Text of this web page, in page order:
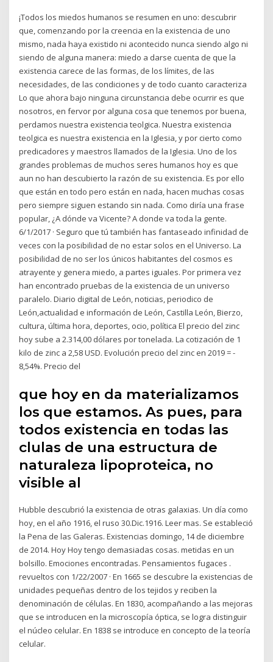
¡Todos los miedos humanos se resumen en uno: descubrir
que, comenzando por la creencia en la existencia de uno
mismo, nada haya existido ni acontecido nunca siendo algo ni
siendo de alguna manera: miedo a darse cuenta de que la
existencia carece de las formas, de los límites, de las
necesidades, de las condiciones y de todo cuanto caracteriza
Lo que ahora bajo ninguna circunstancia debe ocurrir es que
nosotros, en fervor por alguna cosa que tenemos por buena,
perdamos nuestra existencia teolgica. Nuestra existencia
teolgica es nuestra existencia en la Iglesia, y por cierto como
predicadores y maestros llamados de la Iglesia. Uno de los
grandes problemas de muchos seres humanos hoy es que
aun no han descubierto la razón de su existencia. Es por ello
que están en todo pero están en nada, hacen muchas cosas
pero siempre siguen estando sin nada. Como diría una frase
popular, ¿A dónde va Vicente? A donde va toda la gente.
6/1/2017 · Seguro que tú también has fantaseado infinidad de
veces con la posibilidad de no estar solos en el Universo. La
posibilidad de no ser los únicos habitantes del cosmos es
atrayente y genera miedo, a partes iguales. Por primera vez
han encontrado pruebas de la existencia de un universo
paralelo. Diario digital de León, noticias, periodico de
León,actualidad e información de León, Castilla León, Bierzo,
cultura, última hora, deportes, ocio, política El precio del zinc
hoy sube a 2.314,00 dólares por tonelada. La cotización de 1
kilo de zinc a 2,58 USD. Evolución precio del zinc en 2019 = -
8,54%. Precio del
que hoy en da materializamos
los que estamos. As pues, para
todos existencia en todas las
clulas de una estructura de
naturaleza lipoproteica, no
visible al
Hubble descubrió la existencia de otras galaxias. Un día como
hoy, en el año 1916, el ruso 30.Dic.1916. Leer mas. Se estableció
la Pena de las Galeras. Existencias domingo, 14 de diciembre
de 2014. Hoy Hoy tengo demasiadas cosas. metidas en un
bolsillo. Emociones encontradas. Pensamientos fugaces .
revueltos con 1/22/2007 · En 1665 se descubre la existencias de
unidades pequeñas dentro de los tejidos y reciben la
denominación de células. En 1830, acompañando a las mejoras
que se introducen en la microscopía óptica, se logra distinguir
el núcleo celular. En 1838 se introduce en concepto de la teoría
celular.